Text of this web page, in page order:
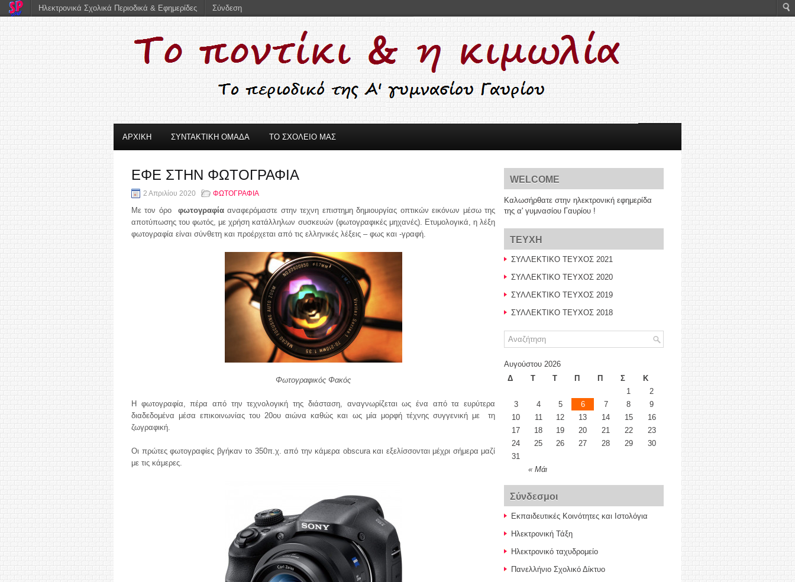
ΑΡΧΙΚΗ ΣΥΝΤΑΚΤΙΚΗ ΟΜΑΔΑ ΤΟ ΣΧΟΛΕΙΟ ΜΑΣ
ΕΦΕ ΣΤΗΝ ΦΩΤΟΓΡΑΦΙΑ
2 Απριλίου 2020 ΦΩΤΟΓΡΑΦΙΑ
Με τον όρο φωτογραφίααναφερόμαστε στην τεχνη επιστημη δημιουργίας οπτικών εικόνων μέσω της
αποτύπωσης του φωτός, με χρήση κατάλληλων συσκευών (φωτογραφικές μηχανές). Ετυμολογικά, η λέξη
φωτογραφία είναι σύνθετη και προέρχεται από τις ελληνικές λέξεις –φως και -γραφή.
Φωτογραφικός Φακός
Η φωτογραφία, πέρα από την τεχνολογική της διάσταση, αναγνωρίζεται ως ένα από τα ευρύτερα
διαδεδομένα μέσα επικοινωνίας του 20ου αιώνα καθώς και ως μία μορφή τέχνης συγγενική με τη
ζωγραφική.
Οι πρώτες φωτογραφίες βγήκαν το 350π.χ. από την κάμερα obscura και εξελίσσονται μέχρι σήμερα μαζί
με τις κάμερες.
WELCOME
Καλωσήρθατε στην ηλεκτρονική εφημερίδα
της α' γυμνασίου Γαυρίου !
TEYXH
ΣΥΛΛΕΚΤΙΚΟ ΤΕΥΧΟΣ 2021
ΣΥΛΛΕΚΤΙΚΟ ΤΕΥΧΟΣ 2020
ΣΥΛΛΕΚΤΙΚΟ ΤΕΥΧΟΣ 2019
ΣΥΛΛΕΚΤΙΚΟ ΤΕΥΧΟΣ 2018
Αυγούστου 2026
Δ
Τ Τ Π Π Σ Κ
« Μάι
1
2
3
4 5 6 7 8
9
10
11 12 13 14 15
16
17
18 19 20 21 22
23
24
25 26 27 28 29
30
31
Σύνδεσμοι
Εκπαιδευτικές Κοινότητες και Ιστολόγια
Ηλεκτρονική Τάξη
Ηλεκτρονικό ταχυδρομείο
Πανελλήνιο Σχολικό Δίκτυο
Ηλεκτρονικά Σχολικά Περιοδικά & Εφημερίδες Σύνδεση